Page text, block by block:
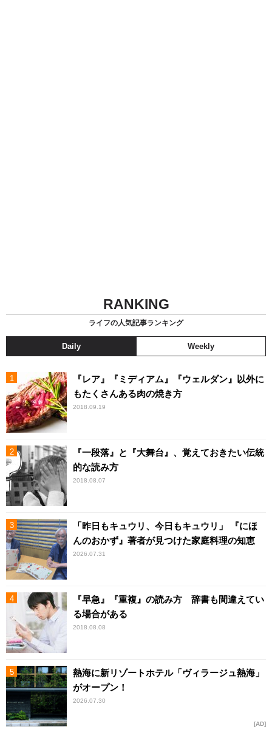
RANKING
ライフの人気記事ランキング
Daily Weekly
『レア』『ミディアム』『ウェルダン』以外に
もたくさんある肉の焼き方
2018.09.19
『一段落』と『大舞台』、覚えておきたい伝統
的な読み方
2018.08.07
「昨日もキュウリ、今日もキュウリ」 『にほ
んのおかず』著者が見つけた家庭料理の知恵
2026.07.31
『早急』『重複』の読み方 辞書も間違えてい
る場合がある
2018.08.08
熱海に新リゾートホテル「ヴィラージュ熱海」
がオープン！
2026.07.30
AD